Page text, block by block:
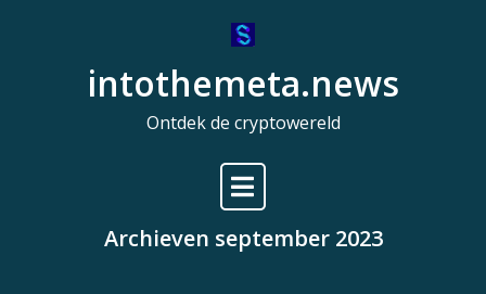
intothemeta.news
Ontdek de cryptowereld
Archieven september 2023